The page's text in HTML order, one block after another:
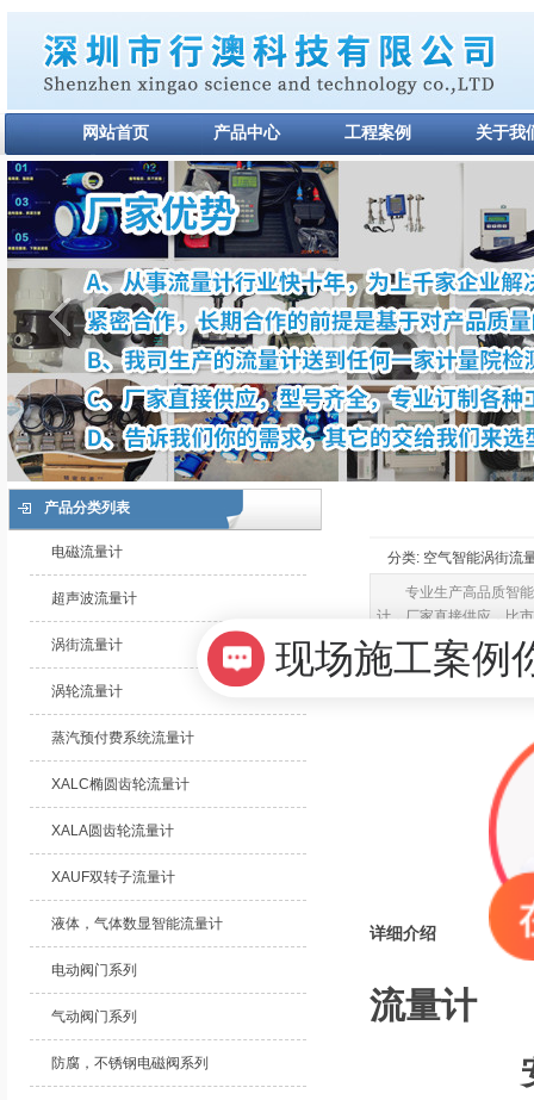
网站首页 产品中心 工程案例 关于我
产品分类列表
电磁流量计
超声波流量计
涡街流量计
涡轮流量计
蒸汽预付费系统流量计
XALC椭圆齿轮流量计
XALA圆齿轮流量计
XAUF双转子流量计
液体，气体数显智能流量计
电动阀门系列
气动阀门系列
防腐，不锈钢电磁阀系列
分类: 空气智能涡街流
专业生产高品质智
计，厂家直接供应，比
详细介绍
流量计